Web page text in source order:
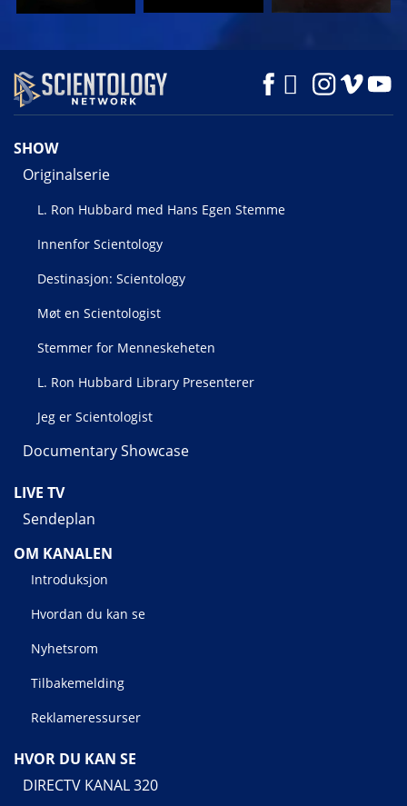
SE UTFORSK SERIEN
SHOW
Originalserie
L. Ron Hubbard med Hans Egen Stemme
Innenfor Scientology
Destinasjon: Scientology
Møt en Scientologist
Stemmer for Menneskeheten
L. Ron Hubbard Library Presenterer
Jeg er Scientologist
Documentary Showcase
LIVE TV
Sendeplan
OM KANALEN
Introduksjon
Hvordan du kan se
Nyhetsrom
Tilbakemelding
Reklameressurser
HVOR DU KAN SE
DIRECTV KANAL 320